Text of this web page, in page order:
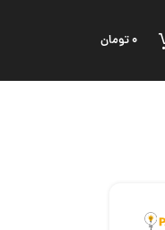
۰تومان